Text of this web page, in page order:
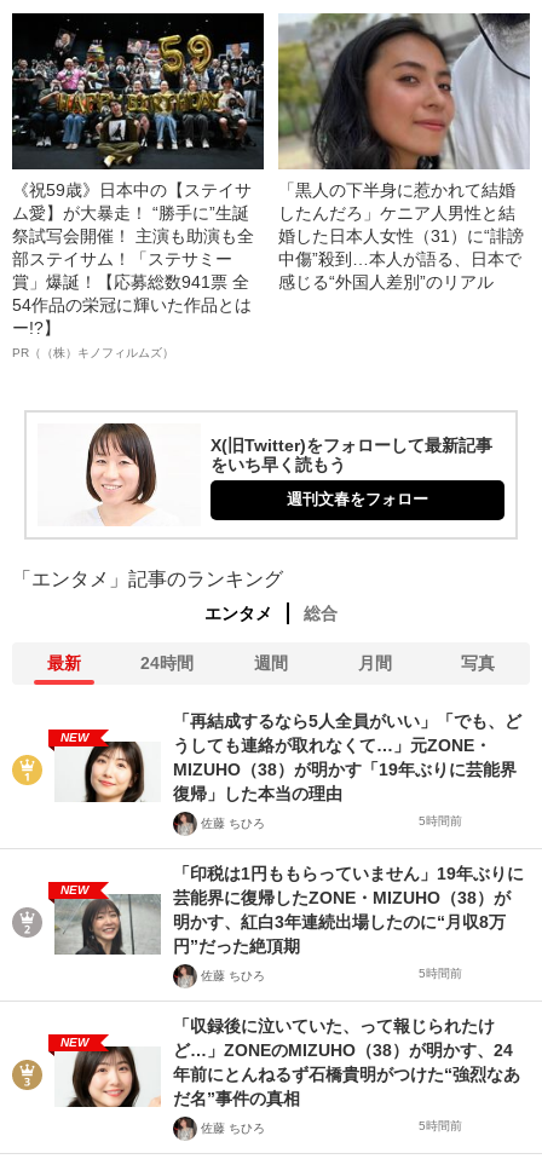
《祝59歳》日本中の【ステイサ
ム愛】が大暴走！ “勝手に”生誕
祭試写会開催！ 主演も助演も全
部ステイサム！「ステサミー
賞」爆誕！【応募総数941票 全
54作品の栄冠に輝いた作品とは
ー!?】
PR（（株）キノフィルムズ）
「黒人の下半身に惹かれて結婚
したんだろ」ケニア人男性と結
婚した日本人女性（31）に“誹謗
中傷”殺到…本人が語る、日本で
感じる“外国人差別”のリアル
X(旧Twitter)をフォローして最新記事
をいち早く読もう
週刊文春をフォロー
「エンタメ」記事のランキング
エンタメ 総合
最新 24時間 週間 月間 写真
NEW
「再結成するなら5人全員がいい」「でも、ど
うしても連絡が取れなくて…」元ZONE・
MIZUHO（38）が明かす「19年ぶりに芸能界
復帰」した本当の理由
佐藤 ちひろ 5時間前
NEW
「印税は1円ももらっていません」19年ぶりに
芸能界に復帰したZONE・MIZUHO（38）が
明かす、紅白3年連続出場したのに“月収8万
円”だった絶頂期
佐藤 ちひろ 5時間前
NEW
「収録後に泣いていた、って報じられたけ
ど…」ZONEのMIZUHO（38）が明かす、24
年前にとんねるず石橋貴明がつけた“強烈なあ
だ名”事件の真相
佐藤 ちひろ 5時間前